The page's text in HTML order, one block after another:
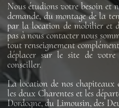
Nous étudions votre besoin et
demande, du montage de la
par la location de mobilier et
pas à nous contacter nous
tout renseignement
déplacer sur le site de
conseiller.
La location de nos chapiteaux
les deux Charentes et les
Dordogne, du Limousin, des